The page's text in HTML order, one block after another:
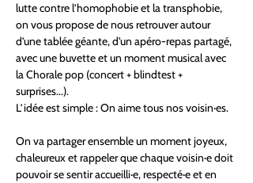
lutte contre l’homophobie et la transphobie,
on vous propose de nous retrouver autour
d’une tablée géante, d'un apéro-repas partagé,
avec une buvette et un moment musical avec
la Chorale pop (concert + blindtest +
surprises...).
L’idée est simple : On aime tous nos voisin·es.
On va partager ensemble un moment joyeux,
chaleureux et rappeler que chaque voisin·e doit
pouvoir se sentir accueilli·e, respecté·e et en